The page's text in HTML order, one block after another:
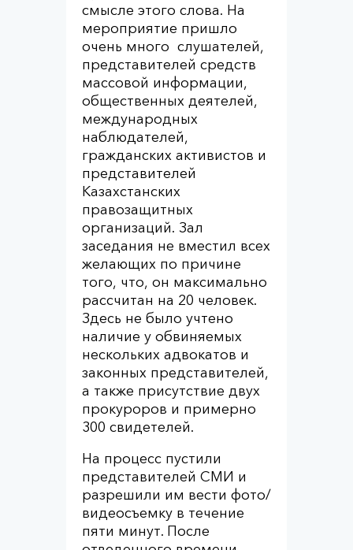
смысле этого слова. На
мероприятие пришло
очень много слушателей,
представителей средств
массовой информации,
общественных деятелей,
международных
наблюдателей,
гражданских активистов и
представителей
Казахстанских
правозащитных
организаций. Зал
заседания не вместил всех
желающих по причине
того, что, он максимально
рассчитан на 20 человек.
Здесь не было учтено
наличие у обвиняемых
нескольких адвокатов и
законных представителей,
а также присутствие двух
прокуроров и примерно
300 свидетелей.
На процесс пустили
представителей СМИ и
разрешили им вести фото/
видеосъемку в течение
пяти минут. После